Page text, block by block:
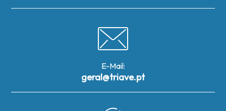
E-Mail:
geral@triave.pt